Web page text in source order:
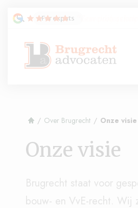
/ Over Brugrecht / Onze visie
Onze visie
Brugrecht staat voor
bouw- en VvE-recht. Wij
For expats